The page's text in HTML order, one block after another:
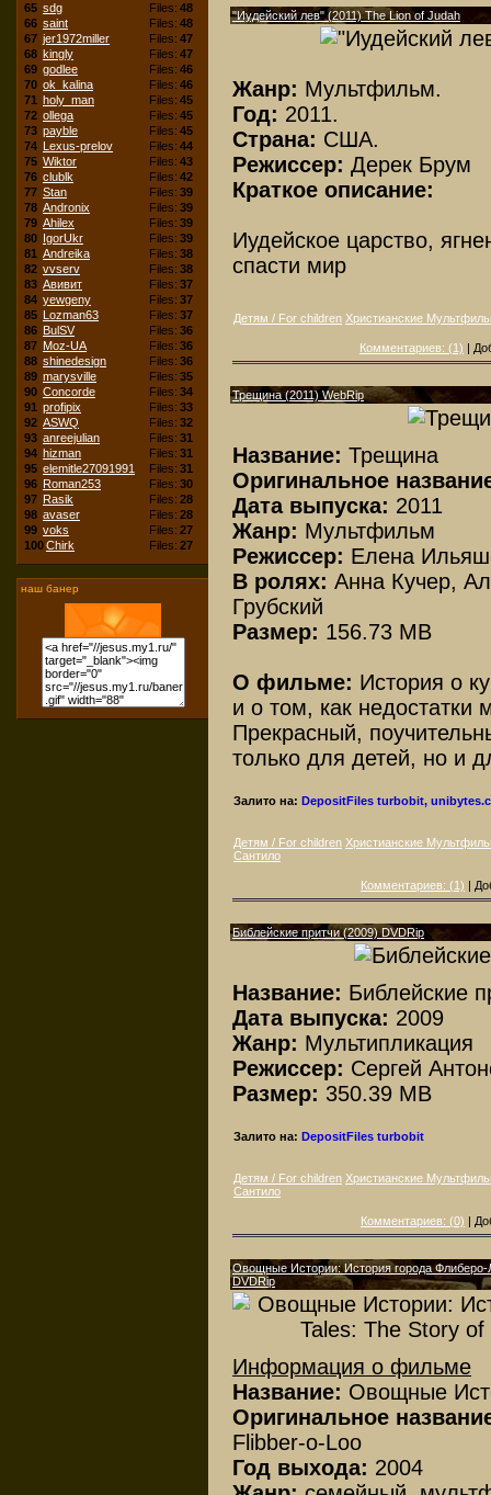
65 sdg Files: 48
66 saint Files: 48
67 jer1972miller Files: 47
68 kingly Files: 47
69 godlee Files: 46
70 ok_kalina Files: 46
71 holy_man Files: 45
72 ollega Files: 45
73 payble Files: 45
74 Lexus-prelov Files: 44
75 Wiktor Files: 43
76 clublk Files: 42
77 Stan Files: 39
78 Andronix Files: 39
79 Ahilex Files: 39
80 IgorUkr Files: 39
81 Andreika Files: 38
82 vvserv Files: 38
83 Авивит Files: 37
84 yewgeny Files: 37
85 Lozman63 Files: 37
86 BulSV Files: 36
87 Moz-UA Files: 36
88 shinedesign Files: 36
89 marysville Files: 35
90 Concorde Files: 34
91 profipix Files: 33
92 ASWQ Files: 32
93 anreejulian Files: 31
94 hizman Files: 31
95 elemitle27091991 Files: 31
96 Roman253 Files: 30
97 Rasik Files: 28
98 avaser Files: 28
99 voks Files: 27
100Chirk Files: 27
наш банер
"Иудейский лев" (2011) The Lion of Judah
Жанр: Мультфильм.
Год: 2011.
Страна: США.
Режиссер: Дерек Брум
Краткое описание:
Иудейское царство,
спасти мир
Детям / For children Христианские
Комментариев: (1) |
Трещина (2011) WebRip
Название: Трещина
Оригинальное
Дата выпуска: 2011
Жанр: Мультфильм
Режиссер: Елена
В ролях: Анна Кучер,
Грубский
Размер: 156.73 MB
О фильме: История о
и о том, как недостатки
Прекрасный,
только для детей, но и
Залито на: DepositFiles turbobit,
Детям / For children Христианские
Сантило
Комментариев: (1) |
Библейские притчи (2009) DVDRip
Название: Библейские
Дата выпуска: 2009
Жанр: Мультипликация
Режиссер: Сергей
Размер: 350.39 MB
Залито на: DepositFiles turbobit
Детям / For children Христианские
Сантило
Комментариев: (0) |
Овощные Истории: История города Флиберо-
DVDRip
Информация о фильме
Название: Овощные
Оригинальное
Flibber-o-Loo
Год выхода: 2004